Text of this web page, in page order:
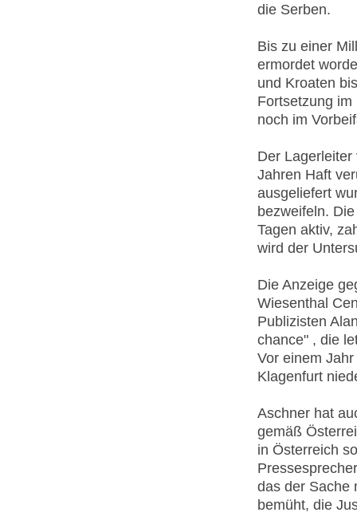
die Serben.
Bis zu einer
ermordet
und Kroaten
Fortsetzung
noch im
Der
Jahren Haft
ausgeliefert
bezweifeln.
Tagen aktiv,
wird der
Die Anzeige
Wiesenthal
Publizisten
chance" , die
Vor einem
Klagenfurt
Aschner hat
gemäß
in Österreich
das der Sache
bemüht, die